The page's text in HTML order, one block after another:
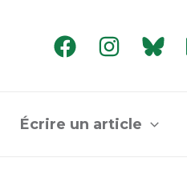
Écrire un article